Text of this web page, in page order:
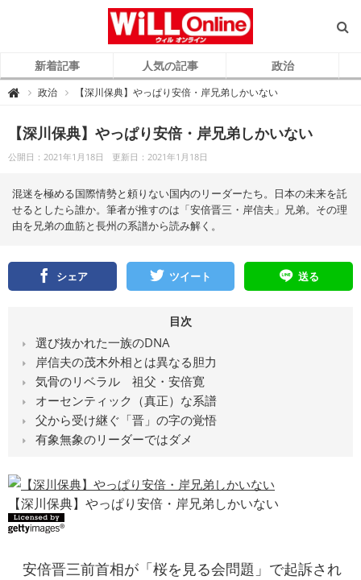
新着記事 人気の記事 政治

O
n
i
（
ウ
ィ
ル
オ
ン
政治 【深川保典】やっぱり安倍・岸兄弟しかいない
【深川保典】やっぱり安倍・岸兄弟しかいない
公開日：2021年1月18日 更新日：2021年1月18日
混迷を極める国際情勢と頼りない国内のリーダーたち。日本の未来を託
せるとしたら誰か。筆者が推すのは「安倍晋三・岸信夫」兄弟。その理
由を兄弟の血筋と長州の系譜から読み解く。
シェア ツイート 送る
目次
選び抜かれた一族のDNA
岸信夫の茂木外相とは異なる胆力
気骨のリベラル 祖父・安倍寛
オーセンティック（真正）な系譜
父から受け継ぐ「晋」の字の覚悟
有象無象のリーダーではダメ
【深川保典】やっぱり安倍・岸兄弟しかいない
安倍晋三前首相が「桜を見る会問題」で起訴され